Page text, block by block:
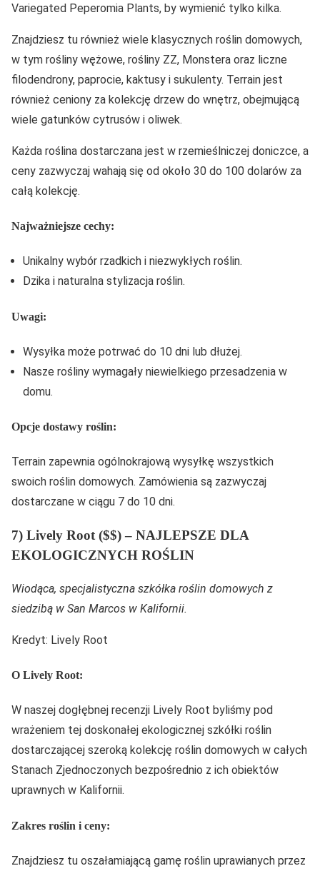
Variegated Peperomia Plants, by wymienić tylko kilka.
Znajdziesz tu również wiele klasycznych roślin domowych,
w tym rośliny wężowe, rośliny ZZ, Monstera oraz liczne
filodendrony, paprocie, kaktusy i sukulenty. Terrain jest
również ceniony za kolekcję drzew do wnętrz, obejmującą
wiele gatunków cytrusów i oliwek.
Każda roślina dostarczana jest w rzemieślniczej doniczce, a
ceny zazwyczaj wahają się od około 30 do 100 dolarów za
całą kolekcję.
Najważniejsze cechy:
Unikalny wybór rzadkich i niezwykłych roślin.
Dzika i naturalna stylizacja roślin.
Uwagi:
Wysyłka może potrwać do 10 dni lub dłużej.
Nasze rośliny wymagały niewielkiego przesadzenia w
domu.
Opcje dostawy roślin:
Terrain zapewnia ogólnokrajową wysyłkę wszystkich
swoich roślin domowych. Zamówienia są zazwyczaj
dostarczane w ciągu 7 do 10 dni.
7) Lively Root ($$) – NAJLEPSZE DLA
EKOLOGICZNYCH ROŚLIN
Wiodąca, specjalistyczna szkółka roślin domowych z
siedzibą w San Marcos w Kalifornii.
Kredyt: Lively Root
O Lively Root:
W naszej dogłębnej recenzji Lively Root byliśmy pod
wrażeniem tej doskonałej ekologicznej szkółki roślin
dostarczającej szeroką kolekcję roślin domowych w całych
Stanach Zjednoczonych bezpośrednio z ich obiektów
uprawnych w Kalifornii.
Zakres roślin i ceny:
Znajdziesz tu oszałamiającą gamę roślin uprawianych przez